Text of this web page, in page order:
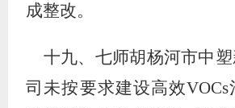
成整改。
十九、七师胡杨河市中
司未按要求建设高效